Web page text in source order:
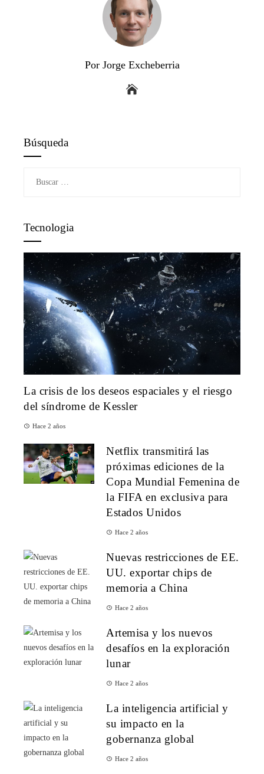
Por Jorge Excheberria
Búsqueda
Tecnologia
La crisis de los deseos espaciales y el riesgo
del síndrome de Kessler
Hace 2 años
Netflix transmitirá las
próximas ediciones de la
Copa Mundial Femenina de
la FIFA en exclusiva para
Estados Unidos
Hace 2 años
Nuevas restricciones de EE.
UU. exportar chips de
memoria a China
Hace 2 años
Artemisa y los nuevos
desafíos en la exploración
lunar
Hace 2 años
La inteligencia artificial y
su impacto en la
gobernanza global
Hace 2 años